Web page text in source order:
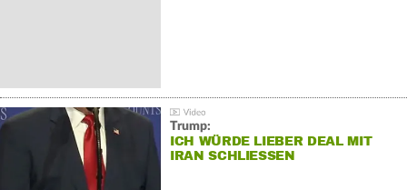
Trump:
ICH WÜRDE LIEBER DEAL MIT
IRAN SCHLIESSEN